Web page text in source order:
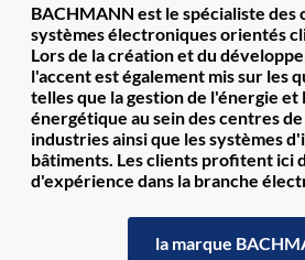
BACHMANN est le spécialiste des
systèmes électroniques orientés
Lors de la création et du
l'accent est également mis sur les
telles que la gestion de l'énergie
énergétique au sein des centres
industries ainsi que les systèmes
bâtiments. Les clients profitent ici
d'expérience dans la branche
la marque